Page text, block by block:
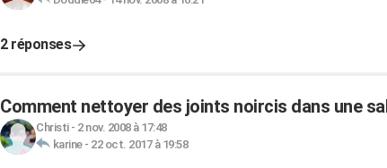
2 réponses
Comment nettoyer des joints noircis dans une
Christi- 2 nov. 2008 à 17:48
karine- 22 oct. 2017 à 19:58